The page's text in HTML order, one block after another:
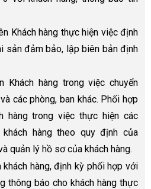
Khách hàng thực hiện việc định
sản đảm bảo, lập biên bản định
Khách hàng trong việc chuyển
các phòng, ban khác. Phối hợp
hàng trong việc thực hiện các
hàng theo quy định của
quản lý hồ sơ của khách hàng.
hàng, định kỳ phối hợp với
thông báo cho khách hàng thực